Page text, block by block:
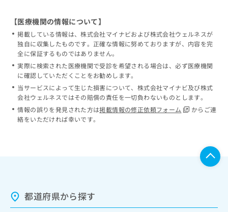
【医療機関の情報について】
掲載している情報は、株式会社マイナビおよび株式会社ウェルネスが
独自に収集したものです。正確な情報に努めておりますが、内容を完
全に保証するものではありません。
実際に検索された医療機関で受診を希望される場合は、必ず医療機関
に確認していただくことをお勧めします。
当サービスによって生じた損害について、株式会社マイナビ及び株式
会社ウェルネスではその賠償の責任を一切負わないものとします。
情報の誤りを発見された方は掲載情報の修正依頼フォーム
からご連
絡をいただければ幸いです。
都道府県から探す